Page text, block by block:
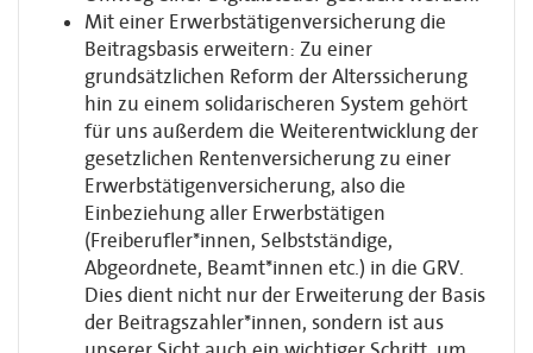
Mit einer Erwerbstätigenversicherung die
Beitragsbasis erweitern: Zu einer
grundsätzlichen Reform der Alterssicherung
hin zu einem solidarischeren System gehört
für uns außerdem die Weiterentwicklung der
gesetzlichen Rentenversicherung zu einer
Erwerbstätigenversicherung, also die
Einbeziehung aller Erwerbstätigen
(Freiberufler*innen, Selbstständige,
Abgeordnete, Beamt*innen etc.) in die GRV.
Dies dient nicht nur der Erweiterung der Basis
der Beitragszahler*innen, sondern ist aus